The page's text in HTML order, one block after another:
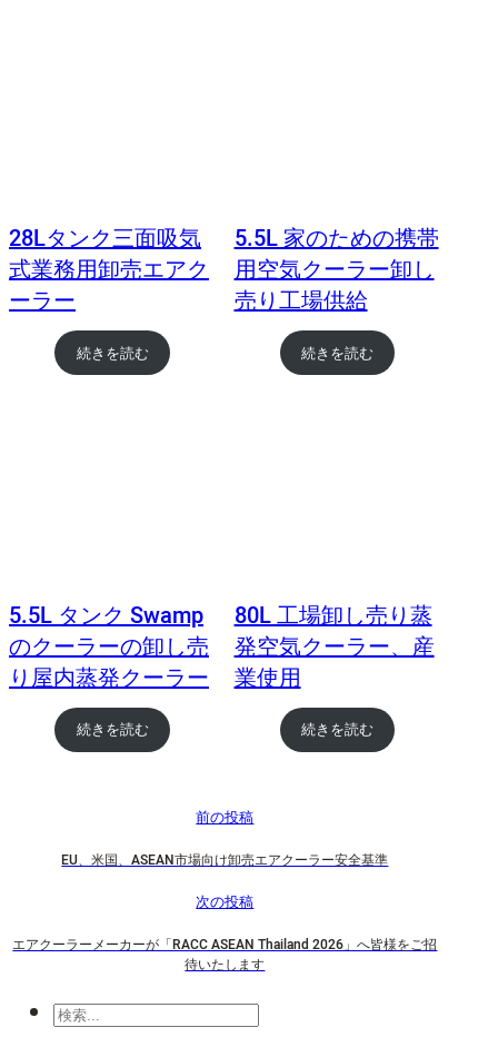
28Lタンク三面吸気
式業務用卸売エアク
ーラー
続きを読む
5.5L 家のための携帯
用空気クーラー卸し
売り工場供給
続きを読む
5.5L タンク Swamp
のクーラーの卸し売
り屋内蒸発クーラー
続きを読む
80L 工場卸し売り蒸
発空気クーラー、産
業使用
続きを読む
前の投稿
EU、米国、ASEAN市場向け卸売エアクーラー安全基準
次の投稿
エアクーラーメーカーが「RACC ASEAN Thailand 2026」へ皆様をご招
待いたします
検